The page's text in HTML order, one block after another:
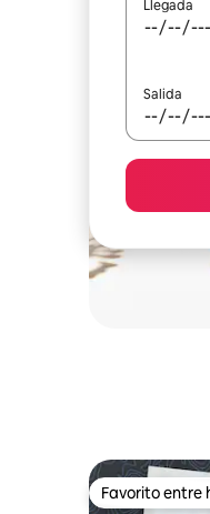
Llegada
Salida
Favorito entre
Favorito entre